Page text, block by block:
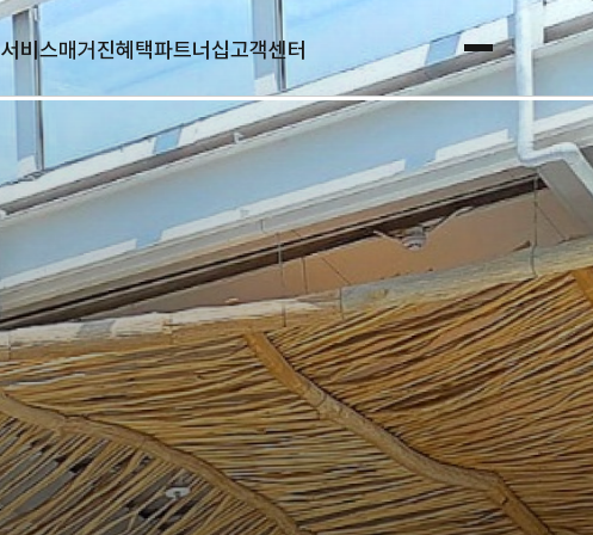
서비스매거진혜택파트너십고객센터 전체메뉴